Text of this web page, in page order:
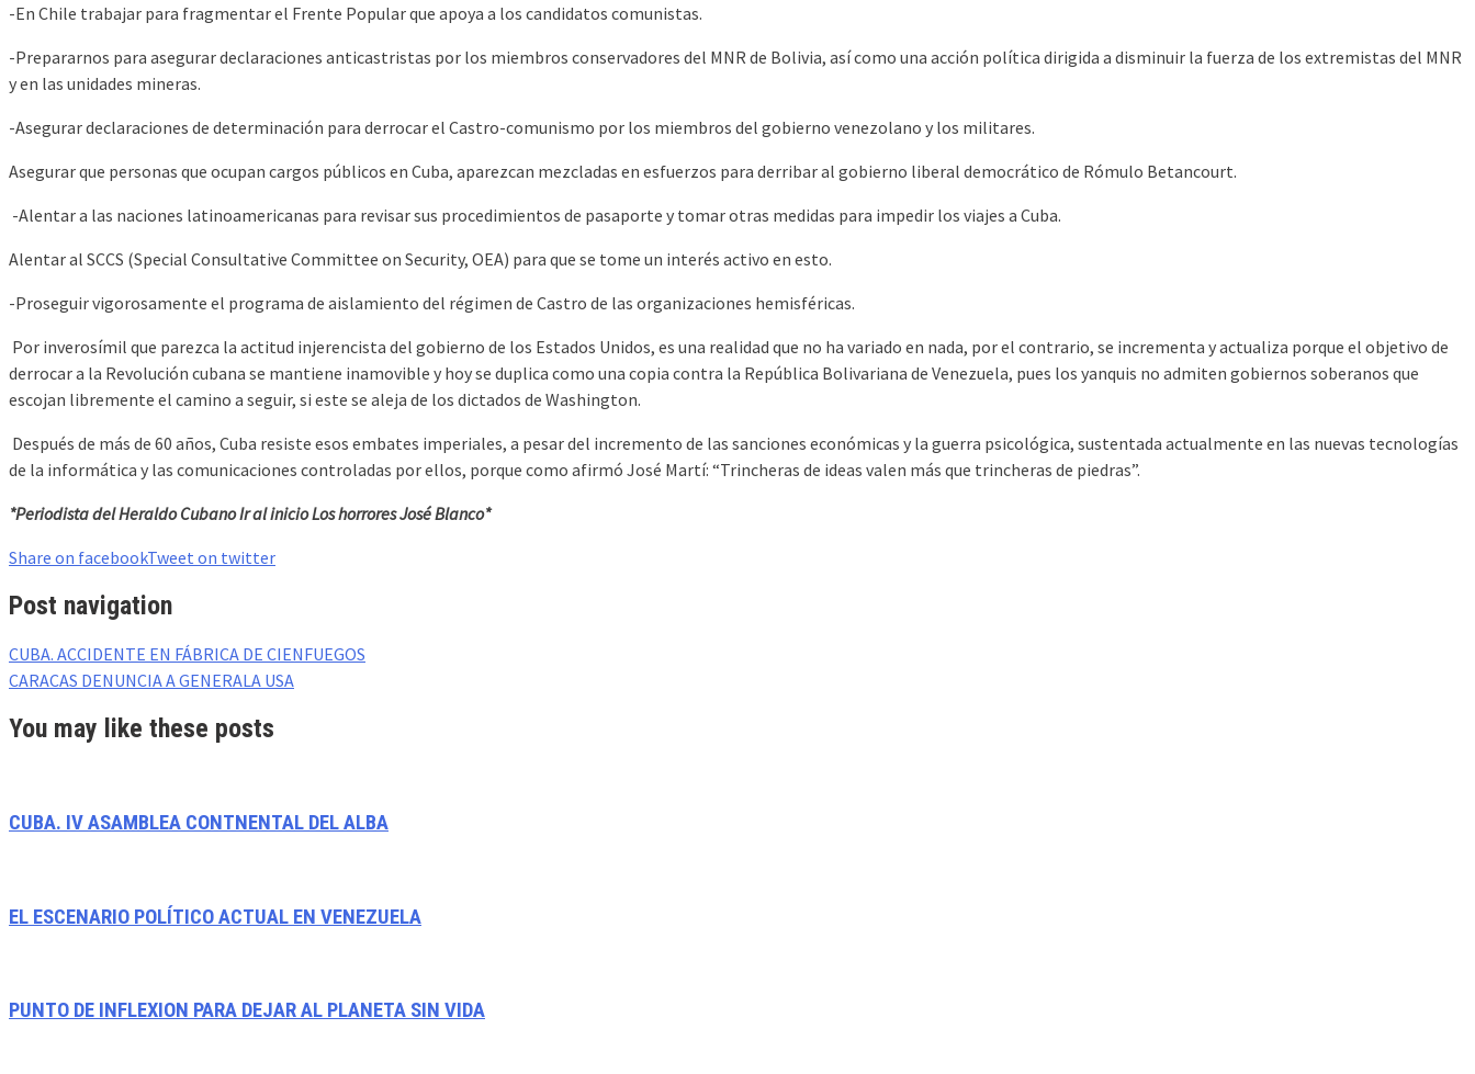
-En Chile trabajar para fragmentar el Frente Popular que apoya a los candidatos comunistas.
-Prepararnos para asegurar declaraciones anticastristas por los miembros conservadores del MNR de Bolivia, así como una acción política dirigida a disminuir la fuerza de los extremistas del MNR
y en las unidades mineras.
-Asegurar declaraciones de determinación para derrocar el Castro-comunismo por los miembros del gobierno venezolano y los militares.
Asegurar que personas que ocupan cargos públicos en Cuba, aparezcan mezcladas en esfuerzos para derribar al gobierno liberal democrático de Rómulo Betancourt.
-Alentar a las naciones latinoamericanas para revisar sus procedimientos de pasaporte y tomar otras medidas para impedir los viajes a Cuba.
Alentar al SCCS (Special Consultative Committee on Security, OEA) para que se tome un interés activo en esto.
-Proseguir vigorosamente el programa de aislamiento del régimen de Castro de las organizaciones hemisféricas.
Por inverosímil que parezca la actitud injerencista del gobierno de los Estados Unidos, es una realidad que no ha variado en nada, por el contrario, se incrementa y actualiza porque el objetivo de
derrocar a la Revolución cubana se mantiene inamovible y hoy se duplica como una copia contra la República Bolivariana de Venezuela, pues los yanquis no admiten gobiernos soberanos que
escojan libremente el camino a seguir, si este se aleja de los dictados de Washington.
Después de más de 60 años, Cuba resiste esos embates imperiales, a pesar del incremento de las sanciones económicas y la guerra psicológica, sustentada actualmente en las nuevas tecnologías
de la informática y las comunicaciones controladas por ellos, porque como afirmó José Martí: “Trincheras de ideas valen más que trincheras de piedras”.
*Periodista del Heraldo Cubano Ir al inicio Los horrores José Blanco*
Share on facebookTweet on twitter
Post navigation
CUBA. ACCIDENTE EN FÁBRICA DE CIENFUEGOS
CARACAS DENUNCIA A GENERALA USA
You may like these posts
CUBA. IV ASAMBLEA CONTNENTAL DEL ALBA
EL ESCENARIO POLÍTICO ACTUAL EN VENEZUELA
PUNTO DE INFLEXION PARA DEJAR AL PLANETA SIN VIDA